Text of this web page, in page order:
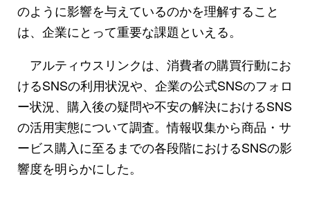
のように影響を与えているのかを理解すること
は、企業にとって重要な課題といえる。
アルティウスリンクは、消費者の購買行動にお
けるSNSの利用状況や、企業の公式SNSのフォロ
ー状況、購入後の疑問や不安の解決におけるSNS
の活用実態について調査。情報収集から商品・サ
ービス購入に至るまでの各段階におけるSNSの影
響度を明らかにした。